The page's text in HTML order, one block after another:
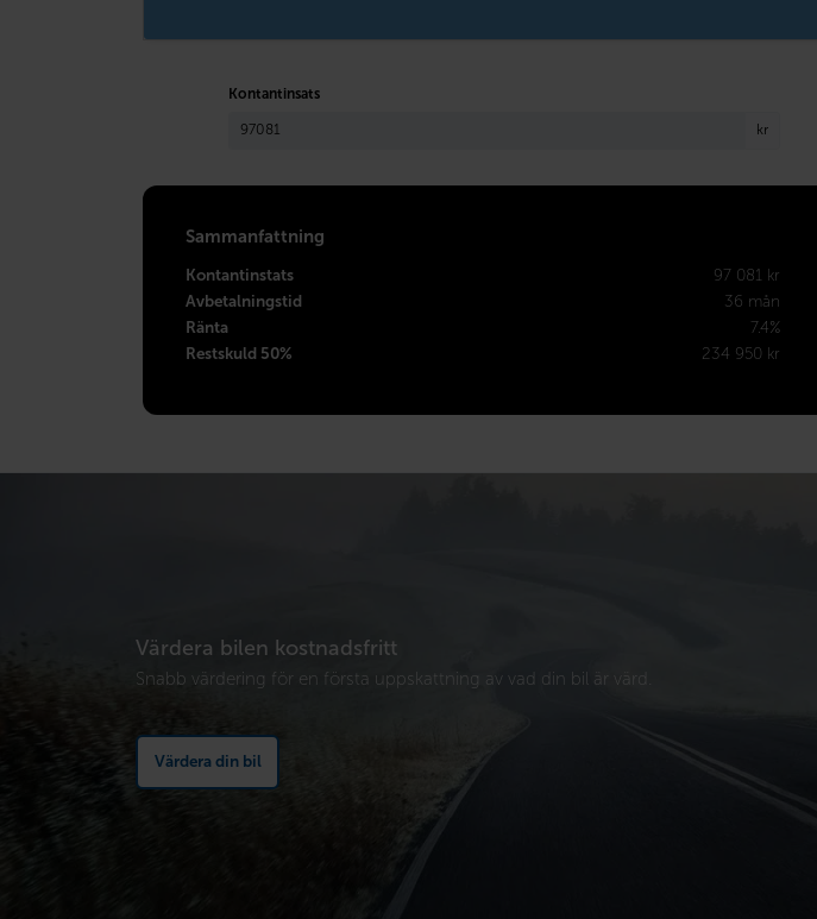
Kontantinsats
kr
Sammanfattning
Kontantinstats
97 081 kr
Avbetalningstid
36 mån
Ränta
7.4%
Restskuld 50%
234 950 kr
Värdera bilen kostnadsfritt
Snabb värdering för en första uppskattning av vad din bil är värd.
Värdera din bil